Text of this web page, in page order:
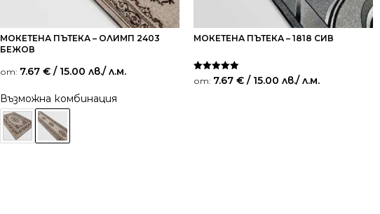
МОКЕТЕНА ПЪТЕКА – ОЛИМП 2403
БЕЖОВ
от: 7.67 € / 15.00 лв./ л.м.
Възможна комбинация
МОКЕТЕНА ПЪТЕКА – 1818 СИВ
Оценено на
5.00
от: 7.67 € / 15.00 лв./ л.м.